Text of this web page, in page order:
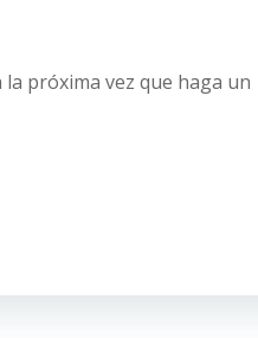
próxima vez que haga un